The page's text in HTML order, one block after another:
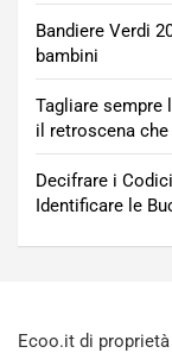
Bandiere Verdi
bambini
Tagliare sempre
il retroscena
Decifrare i
Identificare le
Ecoo.it di